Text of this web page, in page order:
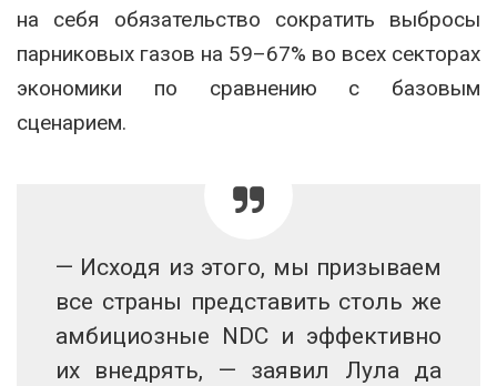
на себя обязательство сократить выбросы
парниковых газов на 59–67% во всех секторах
экономики по сравнению с базовым
сценарием.
— Исходя из этого, мы призываем
все страны представить столь же
амбициозные NDC и эффективно
их внедрять, — заявил Лула да